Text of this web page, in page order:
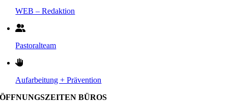
WEB – Redaktion
Pastoralteam
Aufarbeitung + Prävention
ÖFFNUNGSZEITEN BÜROS